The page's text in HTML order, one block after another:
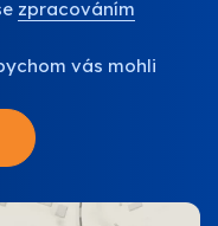
zpracováním
vás mohli